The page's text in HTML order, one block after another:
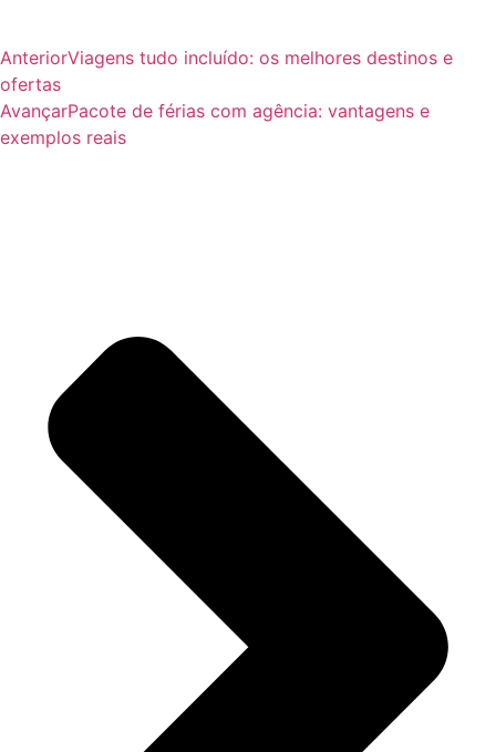
AnteriorViagens tudo incluído: os melhores destinos e
ofertas
AvançarPacote de férias com agência: vantagens e
exemplos reais